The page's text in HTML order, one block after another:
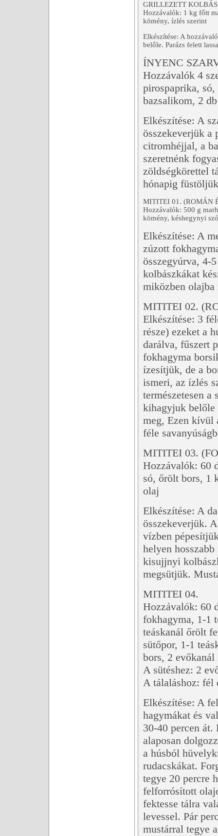
GRILLEZETT
Hozzávalók: 1 kg főtt
kömény, ízlés szerint
Elkészítése: A
belőle. Parázs felett
ÍNYENC
Hozzávalók 4
pirospaprika,
bazsalikom, 2
Elkészítése: A
összekeverjük a
citromhéjjal, a
szeretnénk
zöldségkörettel
hónapig
MITITEI 01. (ROMÁN
Hozzávalók: 500 g
kömény, késhegynyi
Elkészítése: A
zúzott
összegyúrva, 4-
kolbászkákat
miközben
MITITEI 02.
Elkészítése: 3
része) ezeket a
darálva, fűszert
fokhagyma
ízesítjük, de a
ismeri, az ízlés
természetesen a
kihagyjuk belőle
meg, Ezen kívül
féle
MITITEI 03.
Hozzávalók: 60
só, őrölt bors, 1
olaj
Elkészítése: A
összekeverjük.
vízben
helyen
kisujjnyi
megsütjük.
MITITEI 04.
Hozzávalók: 60
fokhagyma, 1-1
teáskanál őrölt
sütőpor, 1-1
bors, 2
A sütéshez: 2
A tálaláshoz: fél
Elkészítése: A
hagymákat és
30-40 percen
alaposan
a húsból
rudacskákat.
tegye 20 percre
felforrósított
fektesse tálra
levessel. Pár
mustárral tegye